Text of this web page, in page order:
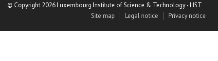
© Copyright 2026 Luxembourg Institute of Science & Technology - LIST
Site map
Legal notice Privacy notice